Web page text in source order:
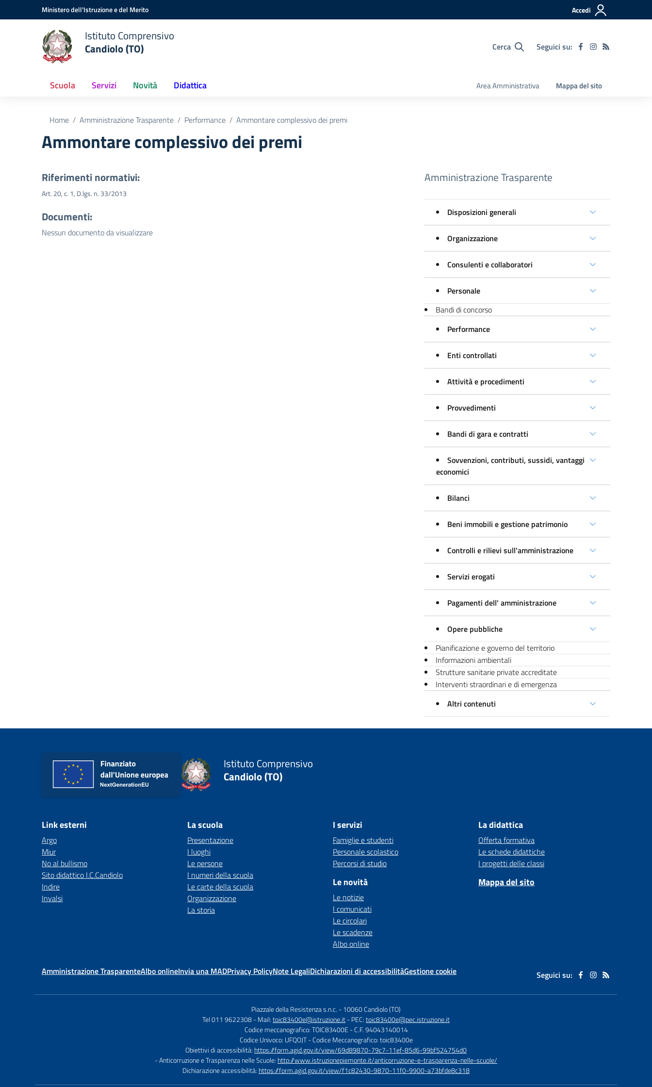
Vai ai contenuti
Vai al menu di navigazioneMinistero dell'Istruzione e del Merito Accedi
Istituto Comprensivo
Candiolo (TO)
Cerca Seguici su:
Scuola Servizi Novità Didattica Area Amministrativa Mappa del sito
Home Amministrazione Trasparente Performance Ammontare complessivo dei premi
Ammontare complessivo dei premi
Riferimenti normativi:
Art. 20, c. 1, D.lgs. n. 33/2013
Documenti:
Nessun documento da visualizzare
Amministrazione Trasparente
Disposizioni generali
Organizzazione
Consulenti e collaboratori
Personale
Bandi di concorso
Performance
Enti controllati
Attività e procedimenti
Provvedimenti
Bandi di gara e contratti
Sovvenzioni, contributi, sussidi, vantaggi
economici
Bilanci
Beni immobili e gestione patrimonio
Controlli e rilievi sull'amministrazione
Servizi erogati
Pagamenti dell' amministrazione
Opere pubbliche
Pianificazione e governo del territorio
Informazioni ambientali
Strutture sanitarie private accreditate
Interventi straordinari e di emergenza
Altri contenuti
Istituto Comprensivo
Candiolo (TO)
Link esterni
Argo
Miur
No al bullismo
Sito didattico I.C.Candiolo
Indire
Invalsi
La scuola
Presentazione
I luoghi
Le persone
I numeri della scuola
Le carte della scuola
Organizzazione
La storia
I servizi
Famiglie e studenti
Personale scolastico
Percorsi di studio
Le novità
Le notizie
I comunicati
Le circolari
Le scadenze
Albo online
La didattica
Offerta formativa
Le schede didattiche
I progetti delle classi
Mappa del sito
Amministrazione TrasparenteAlbo onlineInvia una MADPrivacy PolicyNote LegaliDichiarazioni di accessibilitàGestione cookie Seguici su:
Piazzale della Resistenza s.n.c. -10060 Candiolo (TO)
Tel 011 9622308- Mail:toic83400e@istruzione.it- PEC:toic83400e@pec.istruzione.it
Codice meccanografico: TOIC83400E - C.F. 94043140014
Codice Univoco: UFQOJT - Codice Meccanografico: toic83400e
Obiettivi di accessibilità: https://form.agid.gov.it/view/69d89870-79c7-11ef-85d6-99bf524754d0
- Anticorruzione e Trasparenza nelle Scuole: http://www.istruzionepiemonte.it/anticorruzione-e-trasparenza-nelle-scuole/
Dichiarazione accessibilità: https://form.agid.gov.it/view/f1c82430-9870-11f0-9900-a73bfde8c318